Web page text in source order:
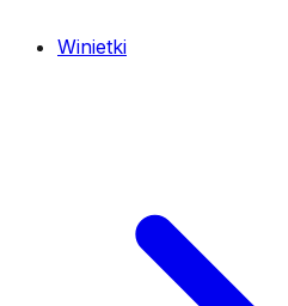
Winietki